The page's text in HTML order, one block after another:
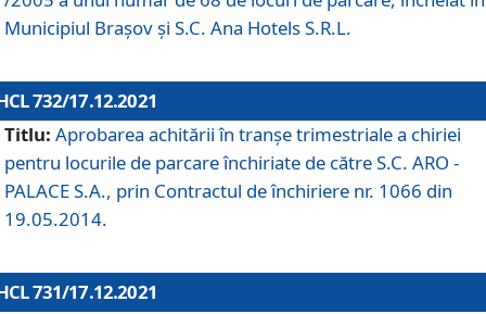
Municipiul Braşov şi S.C. Ana Hotels S.R.L.
732/17.12.2021
Titlu: Aprobarea achitării în tranșe trimestriale a chiriei
pentru locurile de parcare închiriate de către S.C. ARO -
PALACE S.A., prin Contractul de închiriere nr. 1066 din
19.05.2014.
731/17.12.2021